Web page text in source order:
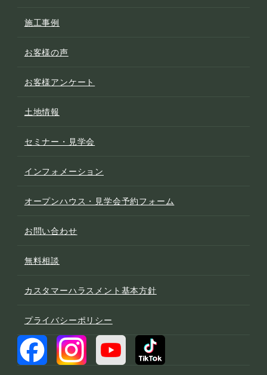
施工事例
お客様の声
お客様アンケート
土地情報
セミナー・見学会
インフォメーション
オープンハウス・見学会予約フォーム
お問い合わせ
無料相談
カスタマーハラスメント基本方針
プライバシーポリシー